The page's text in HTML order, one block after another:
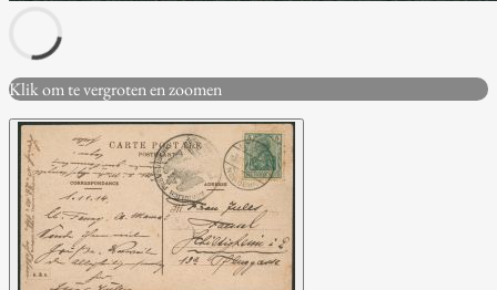
Klik om te vergroten en zoomen